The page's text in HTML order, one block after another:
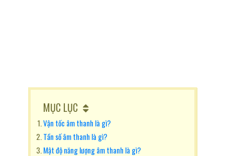
MỤC LỤC
Vận tốc âm thanh là gì?
Tần số âm thanh là gì?
Mật độ năng lượng âm thanh là gì?